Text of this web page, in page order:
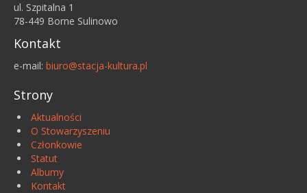
ul. Szpitalna 1
78-449 Borne Sulinowo
Kontakt
e-mail: biuro@stacja-kultura.pl
Strony
Aktualności
O Stowarzyszeniu
Członkowie
Statut
Albumy
Kontakt